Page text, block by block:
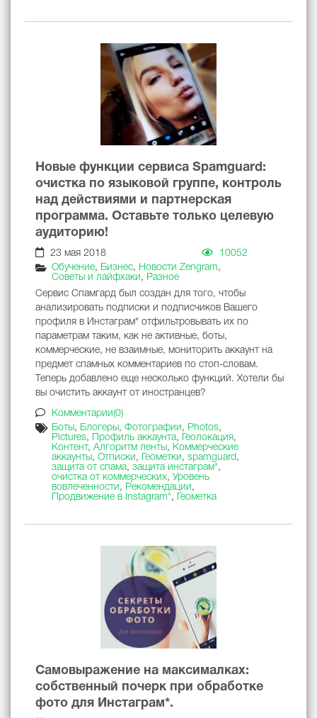
Новые функции сервиса Spamguard:
очистка по языковой группе, контроль
над действиями и партнерская
программа. Оставьте только целевую
аудиторию!
23 мая 2018
10052
Обучение, Бизнес, Новости Zengram,
Советы и лайфхаки, Разное
Сервис Спамгард был создан для того, чтобы
анализировать подписки и подписчиков Вашего
профиля в Инстаграм* отфильтровывать их по
параметрам таким, как не активные, боты,
коммерческие, не взаимные, мониторить аккаунт на
предмет спамных комментариев по стоп-словам.
Теперь добавлено еще несколько функций. Хотели бы
вы очистить аккаунт от иностранцев?
Комментарии(0)
Боты, Блогеры, Фотографии, Photos,
Pictures, Профиль аккаунта, Геолокация,
Контент, Алгоритм ленты, Коммерческие
аккаунты, Отписки, Геометки, spamguard,
защита от спама, защита инстаграм*,
очистка от коммерческих, Уровень
вовлеченности, Рекомендации,
Продвижение в Instagram*, Геометка
Самовыражение на максималках:
собственный почерк при обработке
фото для Инстаграм*.